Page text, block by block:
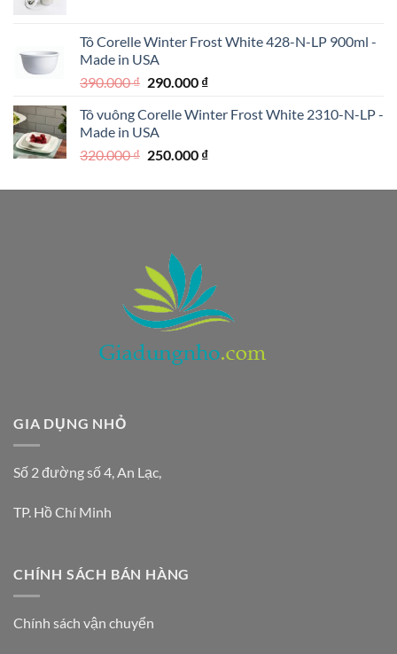
1.990.000 ₫.là:
Tô Corelle Winter Frost White 428-N-LP 900ml -
Made in USA
390.000₫ Giá
là:
390.000 ₫.
290.000 ₫Giá
tại
290.000 ₫.
Tô vuông Corelle Winter Frost White 2310-N-LP -
Made in USA
320.000₫ Giá
là:
250.000 ₫Giá
tại
GIA DỤNG NHỎ
Số 2 đường số 4, An Lạc,
TP. Hồ Chí Minh
CHÍNH SÁCH BÁN HÀNG
Chính sách vận chuyển